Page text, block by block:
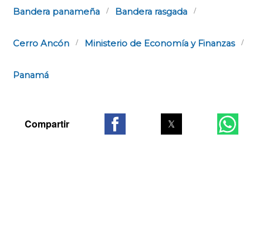
Bandera panameña Bandera rasgada
Cerro Ancón Ministerio de Economía y Finanzas
Panamá